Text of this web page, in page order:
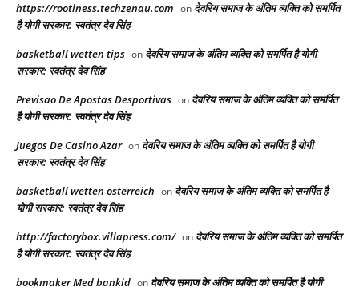
https://rootiness.techzenau.com on देवरिय समाज के अंतिम व्यक्ति को समर्पित
है योगी सरकार: स्वतंत्र देव सिंह
basketball wetten tips on देवरिय समाज के अंतिम व्यक्ति को समर्पित है योगी
सरकार: स्वतंत्र देव सिंह
Previsao De Apostas Desportivas on देवरिय समाज के अंतिम व्यक्ति को समर्पित
है योगी सरकार: स्वतंत्र देव सिंह
Juegos De Casino Azar on देवरिय समाज के अंतिम व्यक्ति को समर्पित है योगी
सरकार: स्वतंत्र देव सिंह
basketball wetten österreich on देवरिय समाज के अंतिम व्यक्ति को समर्पित है
योगी सरकार: स्वतंत्र देव सिंह
http://factorybox.villapress.com/ on देवरिय समाज के अंतिम व्यक्ति को समर्पित
है योगी सरकार: स्वतंत्र देव सिंह
bookmaker Med bankid on देवरिय समाज के अंतिम व्यक्ति को समर्पित है योगी